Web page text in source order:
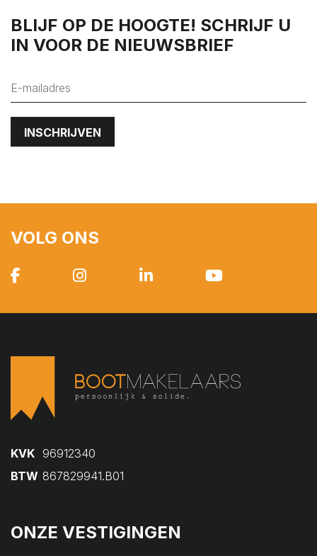
BLIJF OP DE HOOGTE! SCHRIJF U
IN VOOR DE NIEUWSBRIEF
VOLG ONS
KVK 96912340
BTW 867829941.B01
ONZE VESTIGINGEN